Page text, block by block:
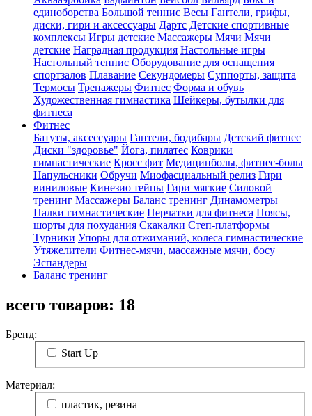
единоборства Большой теннис Весы Гантели, грифы,
диски, гири и аксессуары Дартс Детские спортивные
комплексы Игры детские Массажеры Мячи Мячи
детские Наградная продукция Настольные игры
Настольный теннис Оборудование для оснащения
спортзалов Плавание Секундомеры Суппорты, защита
Термосы Тренажеры Фитнес Форма и обувь
Художественная гимнастика Шейкеры, бутылки для
фитнеса
Фитнес
Батуты, аксессуары Гантели, бодибары Детский фитнес
Диски "здоровье" Йога, пилатес Коврики
гимнастические Кросс фит Медицинболы, фитнес-болы
Напульсники Обручи Миофасциальный релиз Гири
виниловые Кинезио тейпы Гири мягкие Силовой
тренинг Массажеры Баланс тренинг Динамометры
Палки гимнастические Перчатки для фитнеса Поясы,
шорты для похудания Скакалки Степ-платформы
Турники Упоры для отжиманий, колеса гимнастические
Утяжелители Фитнес-мячи, массажные мячи, босу
Эспандеры
Баланс тренинг
всего товаров: 18
Бренд:
Start Up
Материал:
пластик, резина